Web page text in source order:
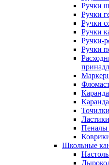
Ручки
Ручки
Ручки
Ручки
Ручки-
Ручки
Точилки
Ластики
Пеналы
Школьные